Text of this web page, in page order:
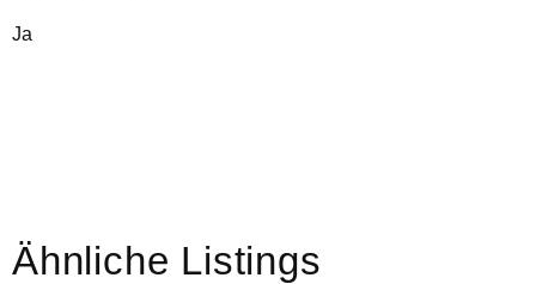
Ja
Ähnliche Listings